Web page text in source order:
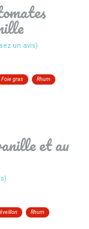
un avis)
Foie gras Rhum
et au
Rhum